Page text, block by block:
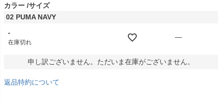
カラー サイズ
02 PUMA NAVY
-
在庫切れ
—
申し訳ございません。ただいま在庫がございません。
返品特約について